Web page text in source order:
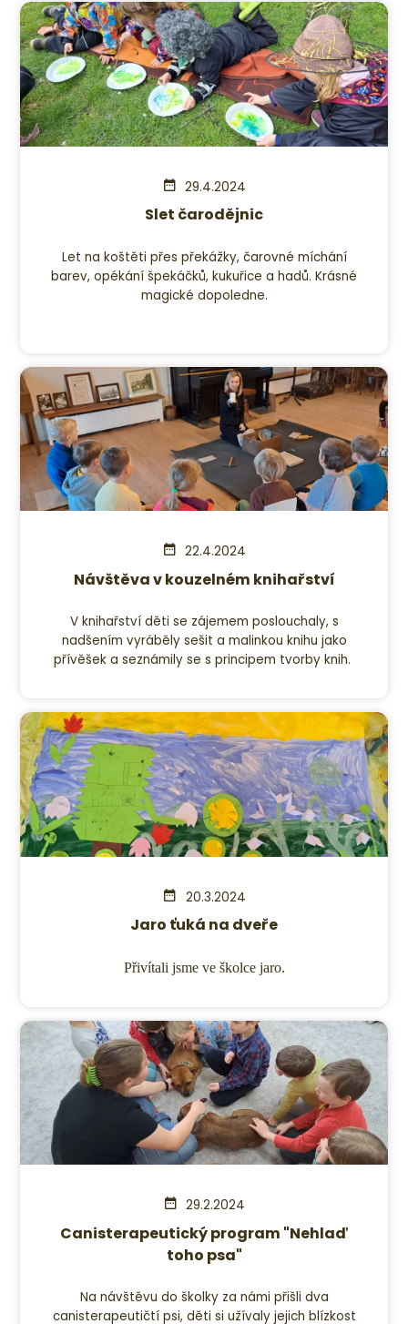
29.4.2024
Slet čarodějnic
Let na koštěti přes překážky, čarovné míchání
barev, opékání špekáčků, kukuřice a hadů. Krásné
magické dopoledne.
22.4.2024
Návštěva v kouzelném knihařství
V knihařství děti se zájemem poslouchaly, s
nadšením vyráběly sešit a malinkou knihu jako
přívěšek a seznámily se s principem tvorby knih.
20.3.2024
Jaro ťuká na dveře
Přivítali jsme ve školce jaro.
29.2.2024
Canisterapeutický program "Nehlaď
toho psa"
Na návštěvu do školky za námi přišli dva
canisterapeutičtí psi, děti si užívaly jejich blízkost